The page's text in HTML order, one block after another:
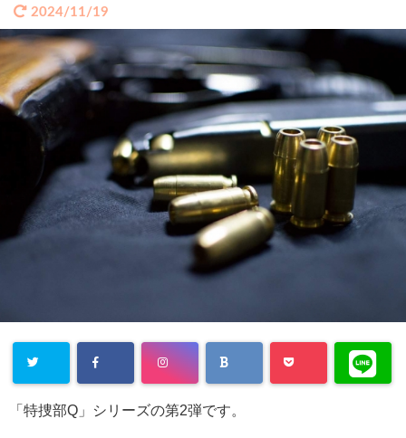
2024/11/19
「特捜部Q」シリーズの第2弾です。